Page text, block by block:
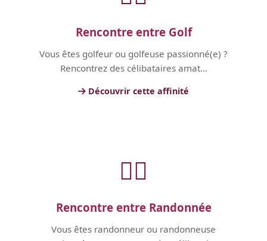
Rencontre entre Golf
Vous êtes golfeur ou golfeuse passionné(e) ?
Rencontrez des célibataires amat...
Découvrir cette affinité
🏃‍♂️
Rencontre entre Randonnée
Vous êtes randonneur ou randonneuse